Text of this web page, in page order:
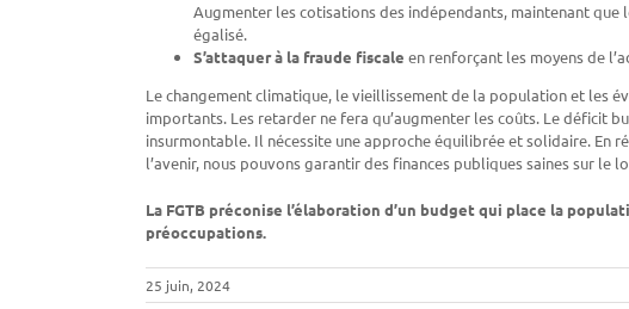
Augmenter les cotisations des indépendants, maintenant
égalisé.
S’attaquer à la fraude fiscale en renforçant les moyens de
Le changement climatique, le vieillissement de la population et les
importants. Les retarder ne fera qu’augmenter les coûts. Le déficit
insurmontable. Il nécessite une approche équilibrée et solidaire. En
l’avenir, nous pouvons garantir des finances publiques saines sur
La FGTB préconise l’élaboration d’un budget qui place la
préoccupations.
25 juin, 2024